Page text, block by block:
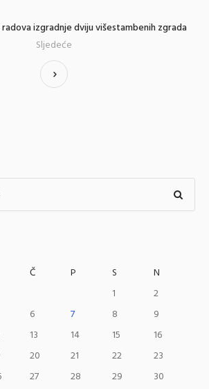
izgradnje dviju višestambenih zgrada
Sljedeće
Č P S
N
1
2
6 7 8
9
13 14 15
16
20 21 22
23
27 28 29
30